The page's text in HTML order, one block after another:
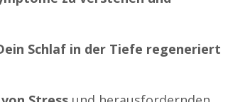
Schlaf in der Tiefe regeneriert